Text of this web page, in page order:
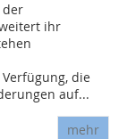
der
ihr
die
auf...
mehr